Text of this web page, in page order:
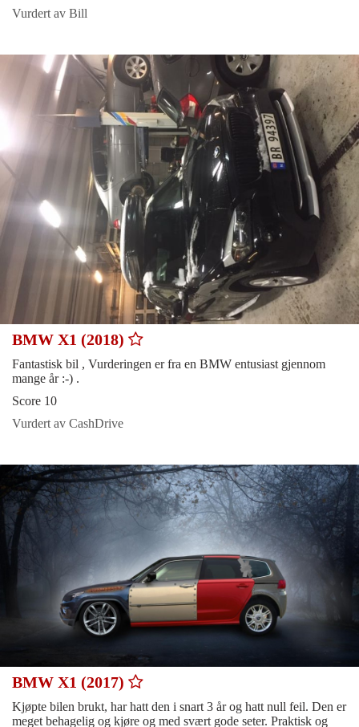
Vurdert av Bill
BMW X1 (2018)
Fantastisk bil , Vurderingen er fra en BMW entusiast gjennom
mange år :-) .
Score 10
Vurdert av CashDrive
BMW X1 (2017)
Kjøpte bilen brukt, har hatt den i snart 3 år og hatt null feil. Den er
meget behagelig og kjøre og med svært gode seter. Praktisk og